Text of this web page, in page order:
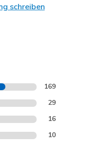
schreiben
169
29
16
10